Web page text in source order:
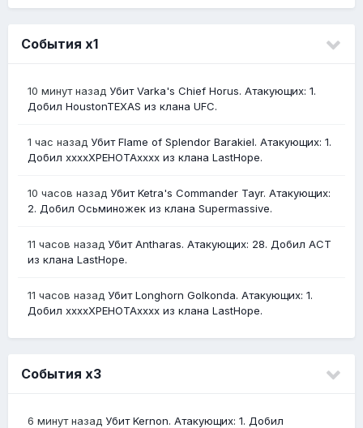
События х1
10 минут назад Убит Varka's Chief Horus. Атакующих: 1.
Добил HoustonTEXAS из клана UFC.
1 час назад Убит Flame of Splendor Barakiel. Атакующих: 1.
Добил ххххХРЕНОТАхххх из клана LastHope.
10 часов назад Убит Ketra's Commander Tayr. Атакующих:
2. Добил Осьминожек из клана Supermassive.
11 часов назад Убит Antharas. Атакующих: 28. Добил АСТ
из клана LastHope.
11 часов назад Убит Longhorn Golkonda. Атакующих: 1.
Добил ххххХРЕНОТАхххх из клана LastHope.
События х3
6 минут назад Убит Kernon. Атакующих: 1. Добил